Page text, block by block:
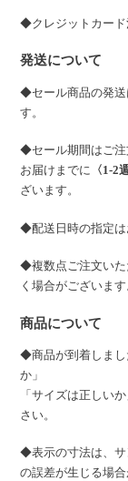
◆クレジットカード
発送について
◆セール商品の発送
す。
◆セール期間はご注
お届けまでに 〈1-2
ざいます。
◆配送日時の指定は
◆複数点ご注文いた
く場合がございます
商品について
◆商品が到着しまし
か」
「サイズは正しい
さい。
◆表示の寸法は、サ
の誤差が生じる場合